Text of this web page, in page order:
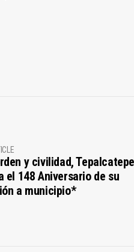
y civilidad,
el 148 Aniversario de su
a municipio*